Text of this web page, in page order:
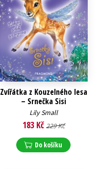
Zvířátka z Kouzelného lesa
– Srnečka Sisi
Lily Small
183 Kč 229 Kč
Do košíku